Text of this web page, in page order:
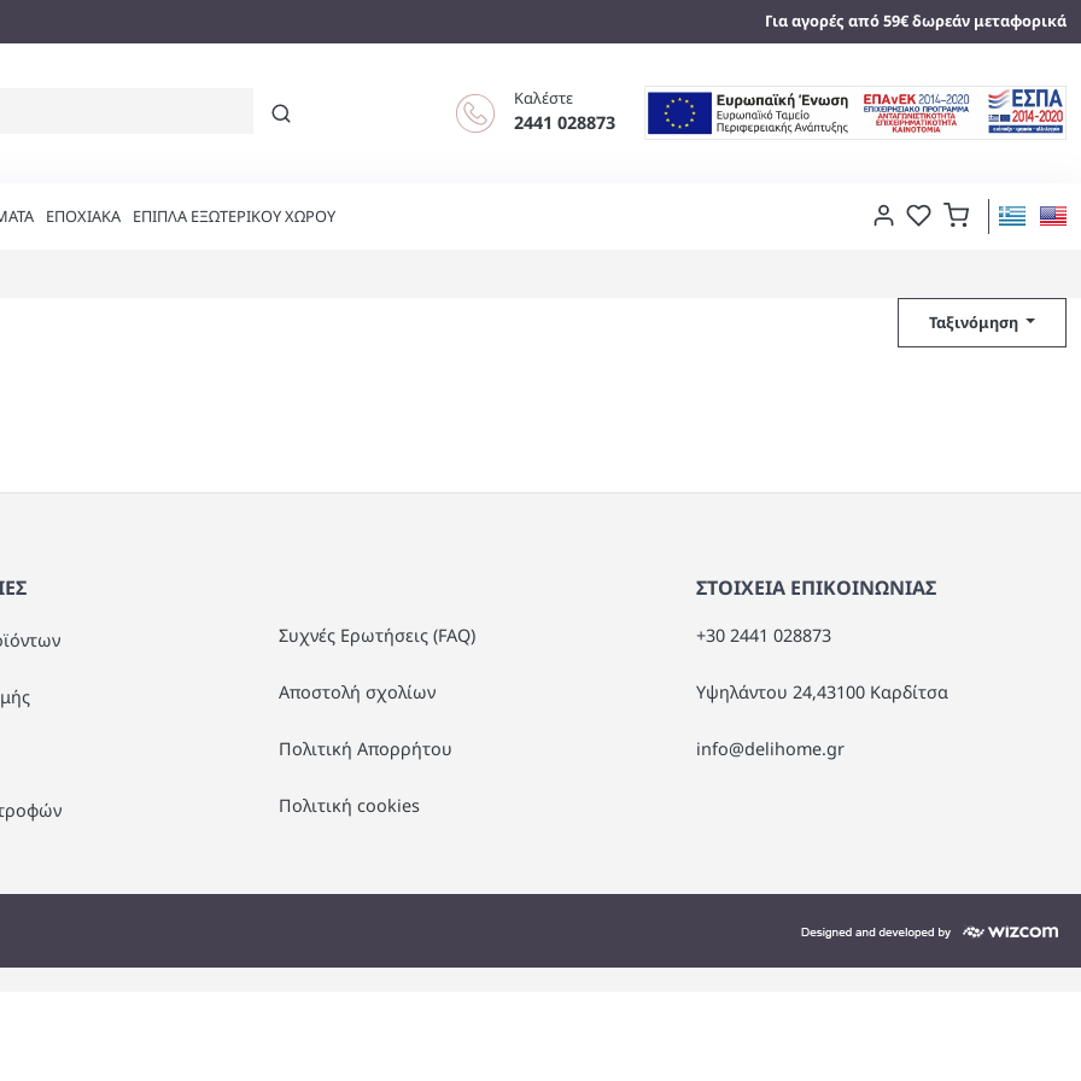
Για αγορές από 59€ δωρεάν μεταφορικά
Καλέστε
2441 028873
ΕΠΟΧΙΑΚΑ ΕΠΙΠΛΑ ΕΞΩΤΕΡΙΚΟΥ ΧΩΡΟΥ
Ταξινόμηση
Συχνές Ερωτήσεις (FAQ)
Αποστολή σχολίων
Πολιτική Απορρήτου
Πολιτική cookies
ΣΤΟΙΧΕΙΑ ΕΠΙΚΟΙΝΩΝΙΑΣ
+30 2441 028873
Υψηλάντου 24,43100 Καρδίτσα
info@delihome.gr